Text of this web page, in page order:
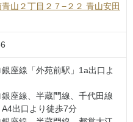
青山２丁目２７−２２ 青山安田
銀座線「外苑前駅」1a出口よ
銀座線、半蔵門線、千代田線
A4出口より徒歩7分